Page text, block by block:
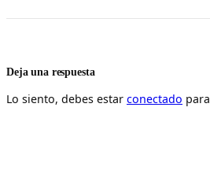
Deja una respuesta
Lo siento, debes estar conectado